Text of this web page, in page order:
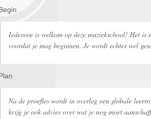
Iedereen is welkom op deze muziekschool! Het
voordat je mag beginnen. Je wordt echter wel
Na de proefles wordt in overleg een globale
krijg je ook advies over wat je nog moet